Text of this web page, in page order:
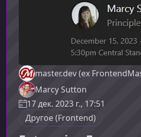
master.dev (ex
Marcy Sutton
17 дек. 2023 г., 17:51
Другое (Frontend)